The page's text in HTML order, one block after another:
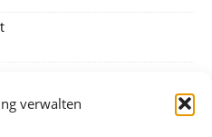
verwalten